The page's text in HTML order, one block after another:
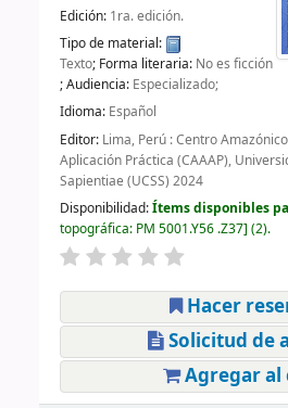
Edición: 1ra. edición.
Tipo de material:
Texto; Forma literaria: No es ficción
; Audiencia: Especializado;
Idioma: Español
Editor: Lima, Perú : Centro
Aplicación Práctica (CAAAP),
Sapientiae (UCSS) 2024
Disponibilidad:Ítems disponibles
topográfica: PM 5001.Y56 .Z37 (2).
Hacer
Solicitud de
Agregar al